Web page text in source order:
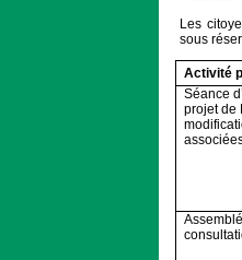
Les
sous
Activité
Séance
projet de